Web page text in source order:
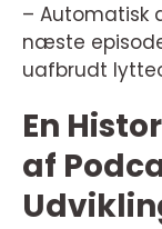
– Automatisk
næste
uafbrudt
En
af